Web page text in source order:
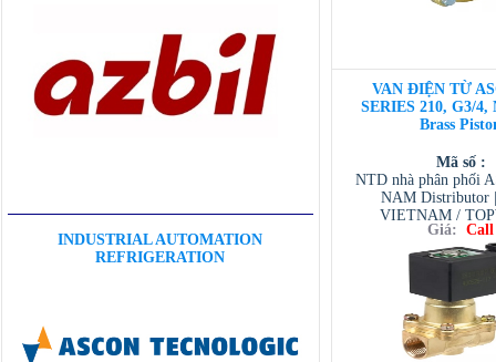
INDUSTRIAL AUTOMATION
REFRIGERATION
VAN ĐIỆN TỪ
SERIES 210, G3/4,
Brass
Mã số :
NTD nhà phân phối
NAM Distributor
VIETNAM /
VIETNAM /
/ TESCOM
Giá: Call